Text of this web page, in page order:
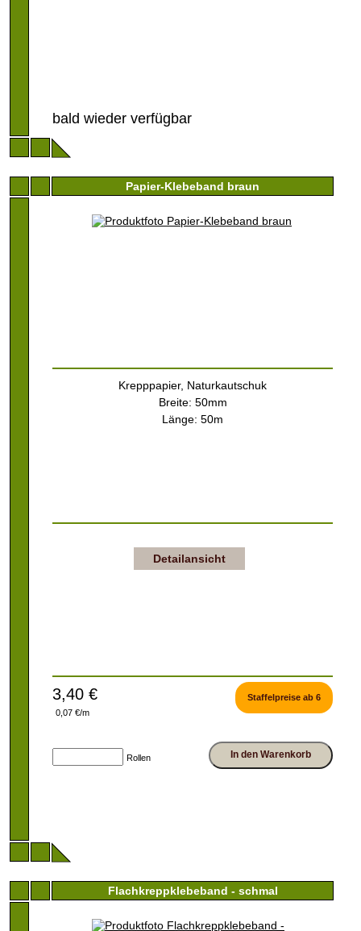
bald wieder verfügbar
Papier-Klebeband braun
Krepppapier, Naturkautschuk
Breite: 50mm
Länge: 50m
Detailansicht
3,40 €
0,07 €/m
Staffelpreise ab 6
Rollen In den Warenkorb
Flachkreppklebeband - schmal